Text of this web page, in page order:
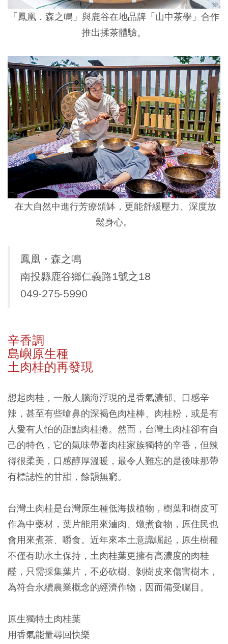
「鳳凰．森之鳴」與鹿谷在地品牌「山中茶學」合作
推出揉茶體驗。
在大自然中進行芳療頌缽，更能舒緩壓力、深度放
鬆身心。
鳳凰・森之鳴
南投縣鹿谷鄉仁義路1號之18
049-275-5990
辛香調
島嶼原生種
土肉桂的再發現
想起肉桂，一般人腦海浮現的是香氣濃郁、口感辛
辣，甚至有些嗆鼻的深褐色肉桂棒、肉桂粉，或是有
人愛有人怕的甜點肉桂捲。然而，台灣土肉桂卻有自
己的特色，它的氣味帶著肉桂家族獨特的辛香，但辣
得很柔美，口感醇厚溫暖，最令人難忘的是後味那帶
有標誌性的甘甜，餘韻無窮。
台灣土肉桂是台灣原生種低海拔植物，樹葉和樹皮可
作為中藥材，葉片能用來滷肉、燉煮食物，原住民也
會用來煮茶、嚼食。近年來本土意識崛起，原生樹種
不僅有助水土保持，土肉桂葉更擁有高濃度的肉桂
醛，只需採集葉片，不必砍樹、剝樹皮來傷害樹木，
為符合永續農業概念的經濟作物，因而備受矚目。
原生獨特土肉桂葉
用香氣能量尋回快樂